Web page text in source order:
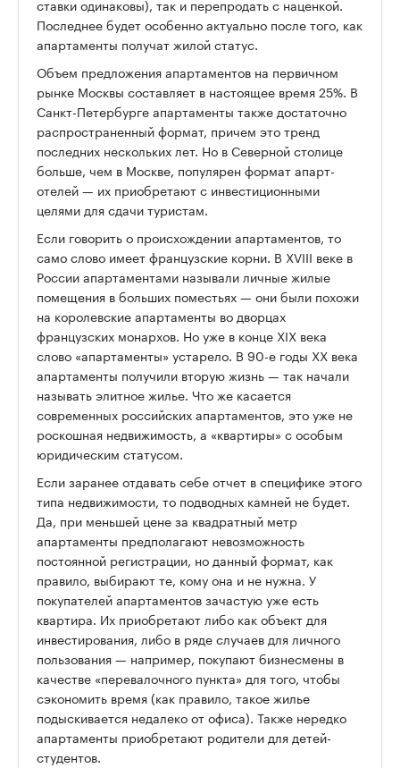
ставки одинаковы), так и перепродать с наценкой.
Последнее будет особенно актуально после того, как
апартаменты получат жилой статус.
Объем предложения апартаментов на первичном
рынке Москвы составляет в настоящее время 25%. В
Санкт-Петербурге апартаменты также достаточно
распространенный формат, причем это тренд
последних нескольких лет. Но в Северной столице
больше, чем в Москве, популярен формат апарт-
отелей — их приобретают с инвестиционными
целями для сдачи туристам.
Если говорить о происхождении апартаментов, то
само слово имеет французские корни. В XVIII веке в
России апартаментами называли личные жилые
помещения в больших поместьях — они были похожи
на королевские апартаменты во дворцах
французских монархов. Но уже в конце XIX века
слово «апартаменты» устарело. В 90-е годы XX века
апартаменты получили вторую жизнь — так начали
называть элитное жилье. Что же касается
современных российских апартаментов, это уже не
роскошная недвижимость, а «квартиры» с особым
юридическим статусом.
Если заранее отдавать себе отчет в специфике этого
типа недвижимости, то подводных камней не будет.
Да, при меньшей цене за квадратный метр
апартаменты предполагают невозможность
постоянной регистрации, но данный формат, как
правило, выбирают те, кому она и не нужна. У
покупателей апартаментов зачастую уже есть
квартира. Их приобретают либо как объект для
инвестирования, либо в ряде случаев для личного
пользования — например, покупают бизнесмены в
качестве «перевалочного пункта» для того, чтобы
сэкономить время (как правило, такое жилье
подыскивается недалеко от офиса). Также нередко
апартаменты приобретают родители для детей-
студентов.